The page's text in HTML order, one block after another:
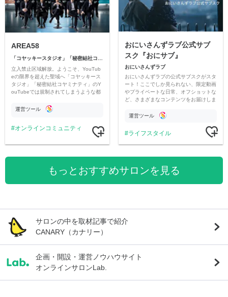
AREA58
「コヤッキースタジオ」「秘密結社コヤミナティ」
立入禁止区域解放。ようこそ、YouTub
eの限界を超えた聖域へ「コヤッキース
タジオ」「秘密結社コヤミナティ」のY
ouTubeでは規制されてしまうような都
公開。
運営ツール
オンラインコミュニティ
おにいさんずラブ公式サブ
スク『おにサブ』
おにいさんずラブ
おにいさんずラブの公式サブスクがスタ
ート！ここでしか見られない、限定動画
やプライベートな日常、オフショットな
ど、さまざまなコンテンツをお届けしま
運営ツール
ライフスタイル
もっとおすすめサロンを見る
サロンの中を取材記事で紹介
CANARY（カナリー）
企画・開設・運営ノウハウサイト
オンラインサロンLab.